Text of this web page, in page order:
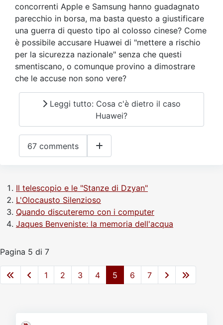
concorrenti Apple e Samsung hanno guadagnato
parecchio in borsa, ma basta questo a giustificare
una guerra di questo tipo al colosso cinese? Come
è possibile accusare Huawei di "mettere a rischio
per la sicurezza nazionale" senza che questi
smentiscano, o comunque provino a dimostrare
che le accuse non sono vere?
Leggi tutto: Cosa c'è dietro il caso
Huawei?
67 comments
Il telescopio e le "Stanze di Dzyan"
L'Olocausto Silenzioso
Quando discuteremo con i computer
Jaques Benveniste: la memoria dell'acqua
Pagina 5 di 7
1 2 3 4 5 6 7